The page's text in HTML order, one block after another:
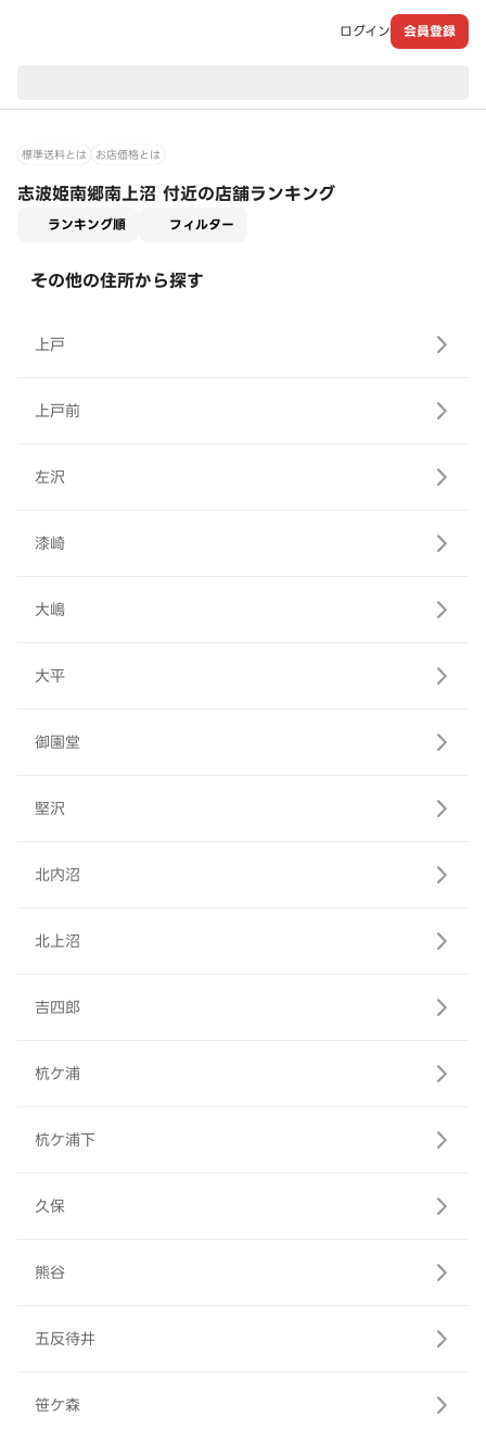
ログイン 会員登録
標準送料とは お店価格とは
志波姫南郷南上沼 付近の店舗ランキング
ランキング順 フィルター
その他の住所から探す
上戸
上戸前
左沢
漆崎
大嶋
大平
御園堂
堅沢
北内沼
北上沼
吉四郎
杭ケ浦
杭ケ浦下
久保
熊谷
五反待井
笹ケ森